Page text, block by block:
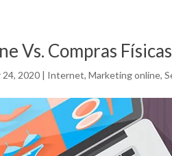
Vs. Compras Físicas
24, 2020 | Internet,Marketing online,